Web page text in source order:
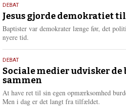
18.
maj
2026
DEBAT
Jesus gjorde demokratiet
Baptister var demokrater længe før, det
nyere tid.
18.
maj
2026
DEBAT
Sociale medier udvisker de
sammen
At have ret til sin egen opmærksomhed
Men i dag er det langt fra tilfældet.